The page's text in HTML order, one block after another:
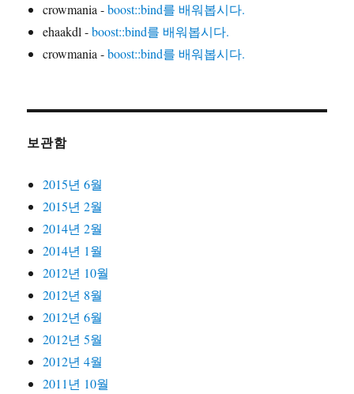
crowmania-boost::bind를 배워봅시다.
ehaakdl-boost::bind를 배워봅시다.
crowmania-boost::bind를 배워봅시다.
보관함
2015년 6월
2015년 2월
2014년 2월
2014년 1월
2012년 10월
2012년 8월
2012년 6월
2012년 5월
2012년 4월
2011년 10월